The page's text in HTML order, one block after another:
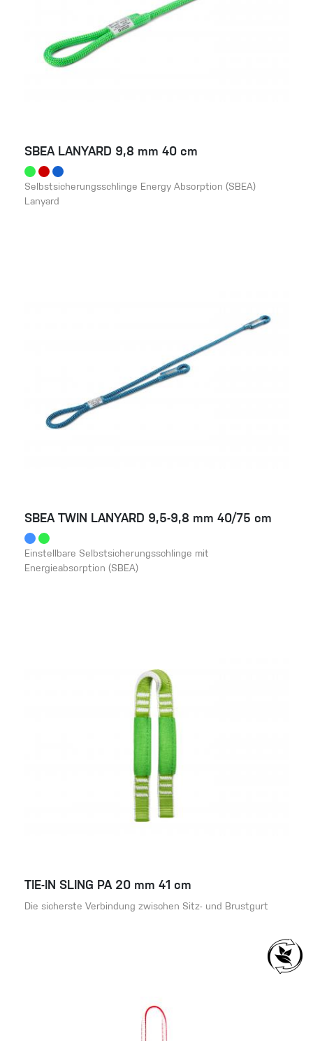
SBEA LANYARD 9,8 mm 40 cm
Selbstsicherungsschlinge Energy Absorption (SBEA)
Lanyard
SBEA TWIN LANYARD 9,5-9,8 mm 40/75 cm
Einstellbare Selbstsicherungsschlinge mit
Energieabsorption (SBEA)
TIE-IN SLING PA 20 mm 41 cm
Die sicherste Verbindung zwischen Sitz- und Brustgurt